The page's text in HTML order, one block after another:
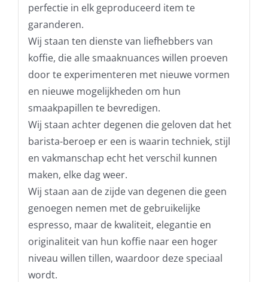
perfectie in elk geproduceerd item te
garanderen.
Wij staan ​​ten dienste van liefhebbers van
koffie, die alle smaaknuances willen proeven
door te experimenteren met nieuwe vormen
en nieuwe mogelijkheden om hun
smaakpapillen te bevredigen.
Wij staan ​​achter degenen die geloven dat het
barista-beroep er een is waarin techniek, stijl
en vakmanschap echt het verschil kunnen
maken, elke dag weer.
Wij staan ​​aan de zijde van degenen die geen
genoegen nemen met de gebruikelijke
espresso, maar de kwaliteit, elegantie en
originaliteit van hun koffie naar een hoger
niveau willen tillen, waardoor deze speciaal
wordt.